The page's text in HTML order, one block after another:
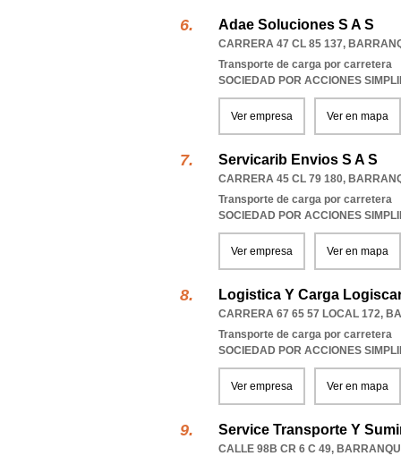
Adae Soluciones S A S
CARRERA 47 CL 85 137,
Transporte de carga por carretera
SOCIEDAD POR ACCIONES
Ver empresa Ver en mapa
Servicarib Envios S A S
CARRERA 45 CL 79 180,
Transporte de carga por carretera
SOCIEDAD POR ACCIONES
Ver empresa Ver en mapa
Logistica Y Carga
CARRERA 67 65 57 LOCAL 172,
Transporte de carga por carretera
SOCIEDAD POR ACCIONES
Ver empresa Ver en mapa
Service Transporte Y
CALLE 98B CR 6 C 49,